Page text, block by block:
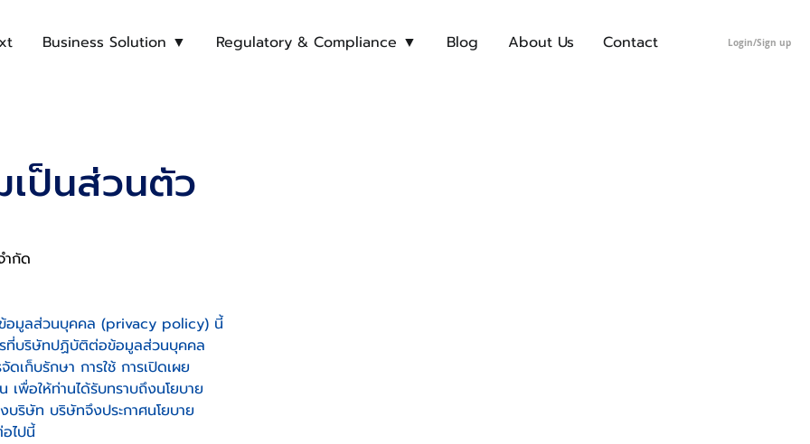
Business Solution ▼ Regulatory & Compliance ▼ Blog About Us Contact Login/Sign up
เป็นส่วนตัว
ำกัด
ข้อมูลส่วนบุคคล (privacy policy) นี้
รที่บริษัทปฏิบัติต่อข้อมูลส่วนบุคคล
เก็บรักษา การใช้ การเปิดเผย
พื่อให้ท่านได้รับทราบถึงนโยบาย
ริษัท บริษัทจึงประกาศนโยบาย
ไปนี้